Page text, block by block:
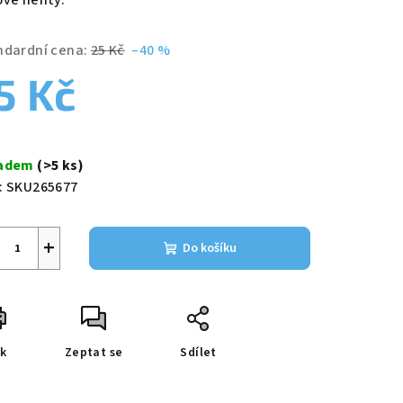
cena: 25 Kč –40 %
Kč
(>5 ks)
SKU265677
+ Do košíku
Zeptat se Sdílet